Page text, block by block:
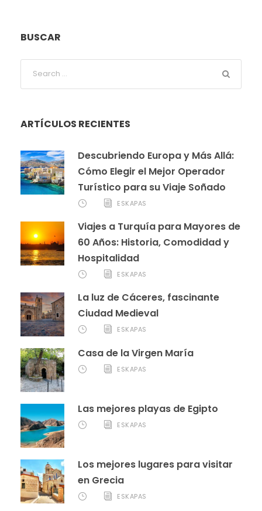
BUSCAR
ARTÍCULOS RECIENTES
Descubriendo Europa y Más Allá:
Cómo Elegir el Mejor Operador
Turístico para su Viaje Soñado
ESKAPAS
Viajes a Turquía para Mayores de
60 Años: Historia, Comodidad y
Hospitalidad
ESKAPAS
La luz de Cáceres, fascinante
Ciudad Medieval
ESKAPAS
Casa de la Virgen María
ESKAPAS
Las mejores playas de Egipto
ESKAPAS
Los mejores lugares para visitar
en Grecia
ESKAPAS